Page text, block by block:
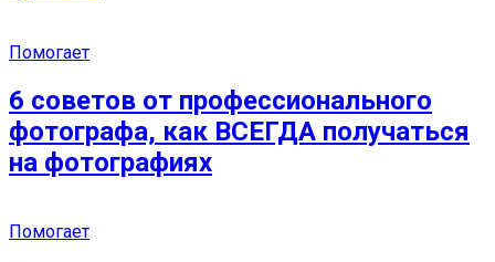
Помогает
6 советов от профессионального
фотографа, как ВСЕГДА получаться
на фотографиях
Помогает